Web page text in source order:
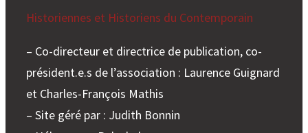
Historiennes et Historiens du Contemporain
– Co-directeur et directrice de publication, co-
président.e.s de l’association : Laurence Guignard
et Charles-François Mathis
– Site géré par : Judith Bonnin